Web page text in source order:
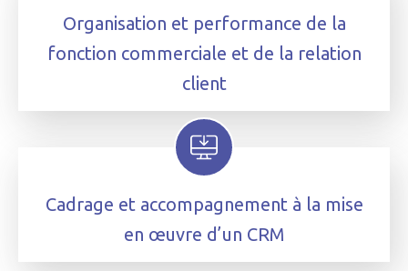
Organisation et performance de la
fonction commerciale et de la relation
client
Cadrage et accompagnement à la mise
en œuvre d’un CRM